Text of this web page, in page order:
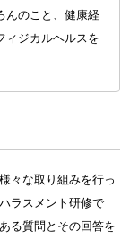
んのこと、健康経
ィジカルヘルスを
々な取り組みを行っ
ラスメント研修で
る質問とその回答を